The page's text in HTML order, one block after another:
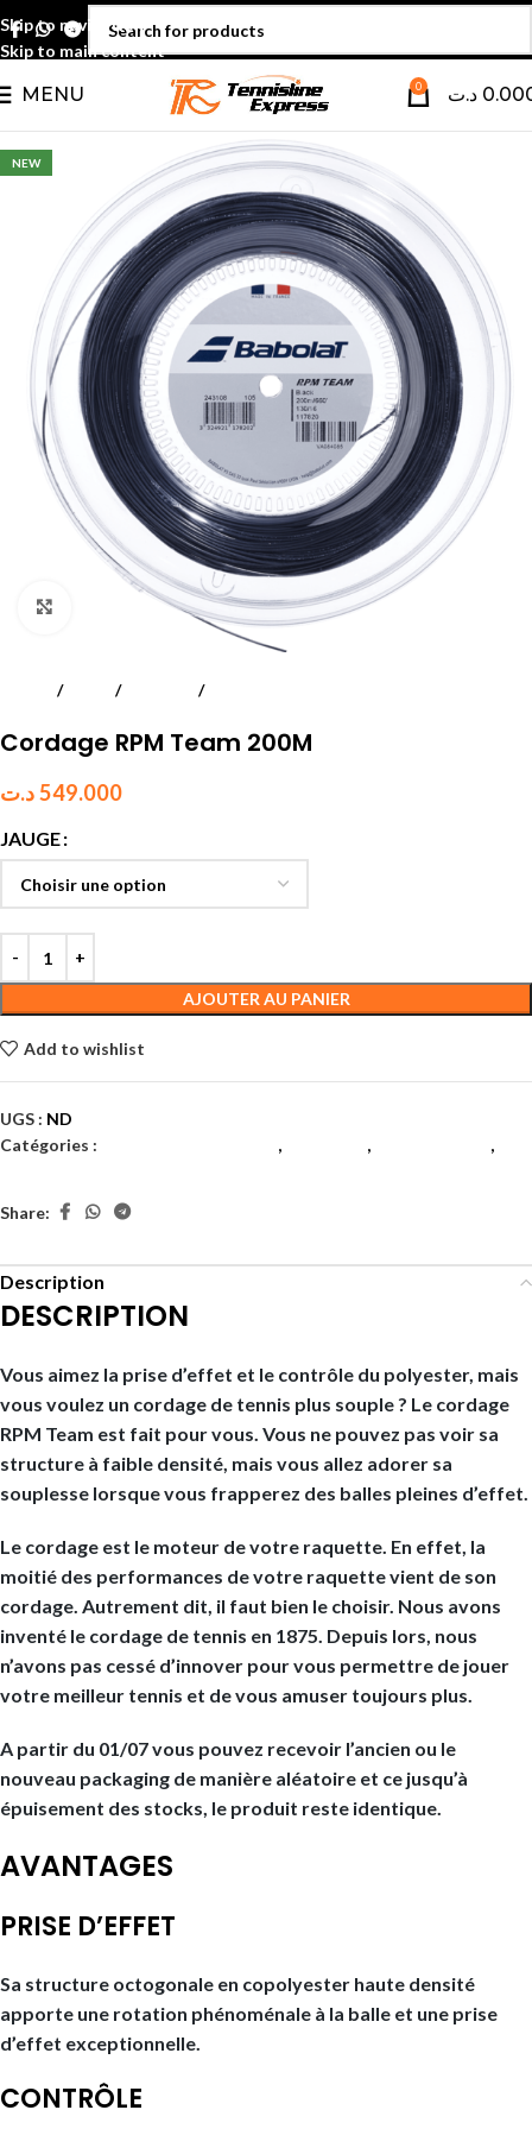
Skip to navigation
Skip to main content
MENU 0 د.ت
NEW
Click to enlarge
Tennis Cordages Monofilament
Cordage RPM Team 200M
549.000د.ت
JAUGE
AJOUTER AU PANIER
Add to wishlist
UGS : ND
Catégories :
, ,
,
Share:
Description
DESCRIPTION
Vous aimez la prise d’effet et le contrôle du polyester, mais
vous voulez un cordage de tennis plus souple ? Le cordage
RPM Team est fait pour vous. Vous ne pouvez pas voir sa
structure à faible densité, mais vous allez adorer sa
souplesse lorsque vous frapperez des balles pleines d’effet.
Le cordage est le moteur de votre raquette. En effet, la
moitié des performances de votre raquette vient de son
cordage. Autrement dit, il faut bien le choisir. Nous avons
inventé le cordage de tennis en 1875. Depuis lors, nous
n’avons pas cessé d’innover pour vous permettre de jouer
votre meilleur tennis et de vous amuser toujours plus.
A partir du 01/07 vous pouvez recevoir l’ancien ou le
nouveau packaging de manière aléatoire et ce jusqu’à
épuisement des stocks, le produit reste identique.
AVANTAGES
PRISE D’EFFET
Sa structure octogonale en copolyester haute densité
apporte une rotation phénoménale à la balle et une prise
d’effet exceptionnelle.
CONTRÔLE